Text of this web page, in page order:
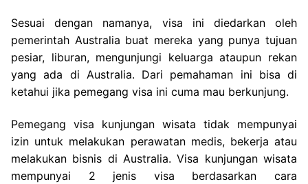
Sesuai dengan namanya, visa ini diedarkan oleh
pemerintah Australia buat mereka yang punya tujuan
pesiar, liburan, mengunjungi keluarga ataupun rekan
yang ada di Australia. Dari pemahaman ini bisa di
ketahui jika pemegang visa ini cuma mau berkunjung.
Pemegang visa kunjungan wisata tidak mempunyai
izin untuk melakukan perawatan medis, bekerja atau
melakukan bisnis di Australia. Visa kunjungan wisata
mempunyai 2 jenis visa berdasarkan cara